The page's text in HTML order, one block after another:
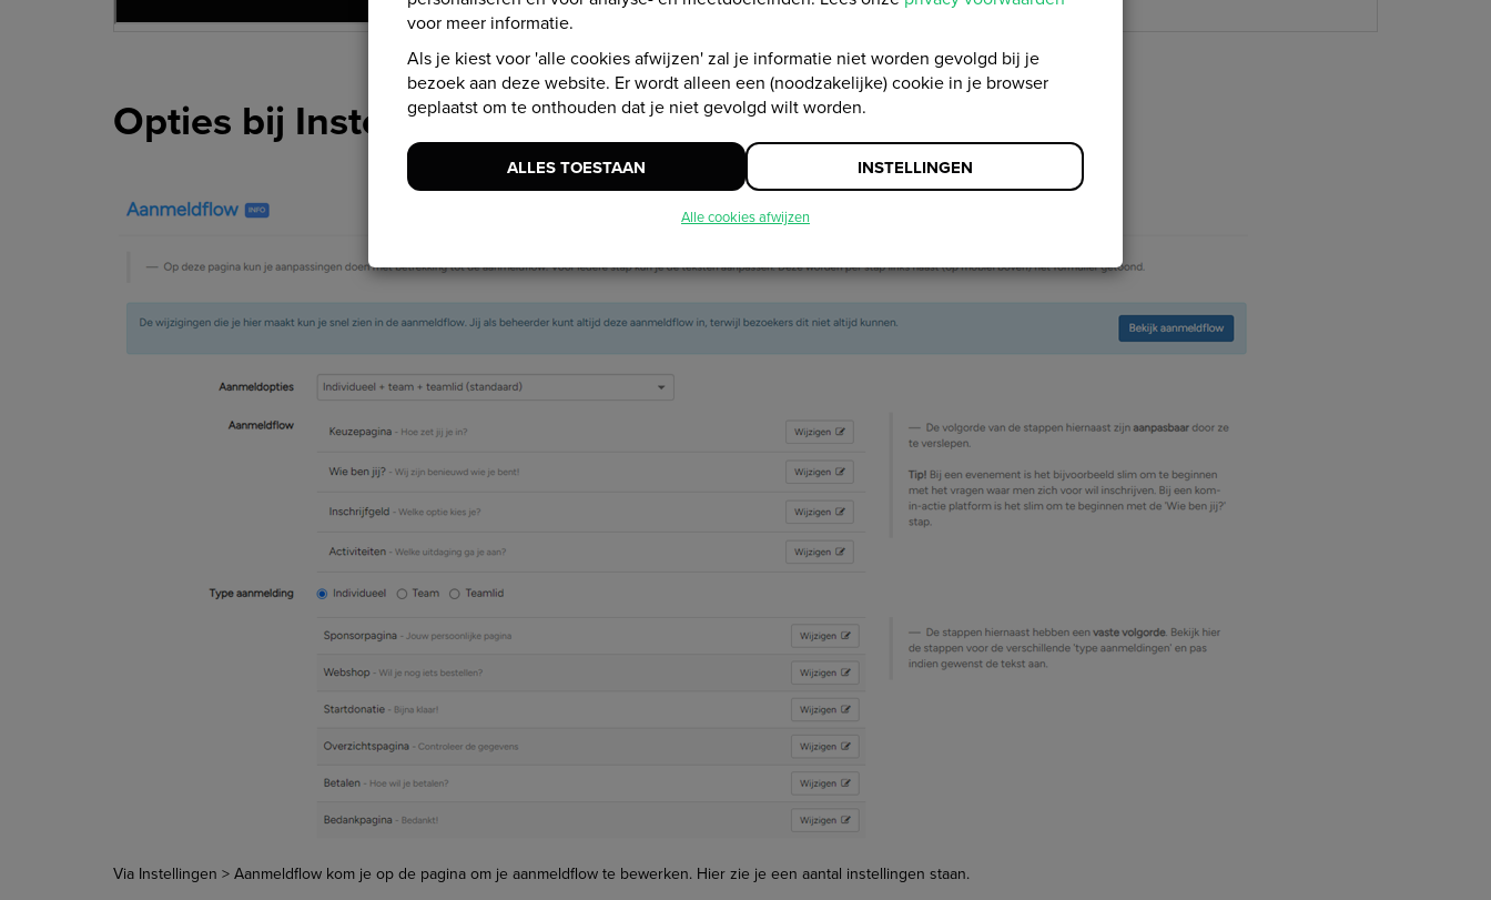
Opties bij Instellingen > Aanmeldflow
Via Instellingen > Aanmeldflow kom je op de pagina om je aanmeldflow te bewerken. Hier zie je een aantal instellingen staan.
voor meer informatie.
Als je kiest voor 'alle cookies afwijzen' zal je informatie niet worden gevolgd bij je
bezoek aan deze website. Er wordt alleen een (noodzakelijke) cookie in je browser
geplaatst om te onthouden dat je niet gevolgd wilt worden.
ALLES TOESTAAN INSTELLINGEN
Alle cookies afwijzen